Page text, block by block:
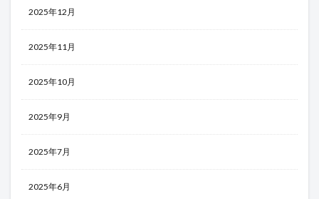
2025年12月
2025年11月
2025年10月
2025年9月
2025年7月
2025年6月